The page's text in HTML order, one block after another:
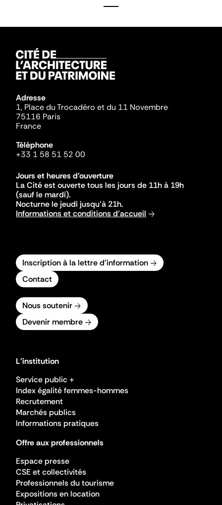
Adresse
1, Place du Trocadéro et du 11 Novembre
75116 Paris
France
Téléphone
+33 1 58 51 52 00
Jours et heures d'ouverture
La Cité est ouverte tous les jours de 11h à 19h
(sauf le mardi).
Nocturne le jeudi jusqu'à 21h.
Informations et conditions d'accueil
Inscription à la lettre d'information
Contact
Nous soutenir
Devenir membre
L'institution
Service public +
Index égalité femmes-hommes
Recrutement
Marchés publics
Informations pratiques
Offre aux professionnels
Espace presse
CSE et collectivités
Professionnels du tourisme
Expositions en location